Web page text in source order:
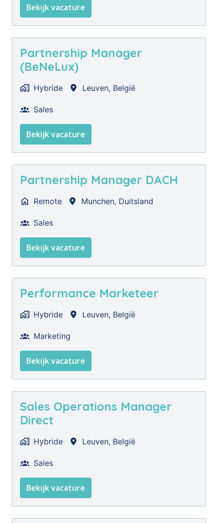
Bekijk vacature
Partnership Manager
(BeNeLux)
Hybride Leuven, België
Sales
Bekijk vacature
Partnership Manager DACH
Remote Munchen, Duitsland
Sales
Bekijk vacature
Performance Marketeer
Hybride Leuven, België
Marketing
Bekijk vacature
Sales Operations Manager
Direct
Hybride Leuven, België
Sales
Bekijk vacature